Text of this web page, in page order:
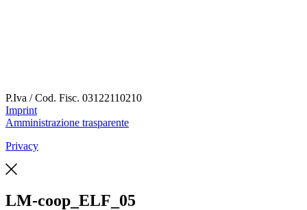
P.Iva / Cod. Fisc. 03122110210
Imprint
Amministrazione trasparente
Privacy
LM-coop_ELF_05